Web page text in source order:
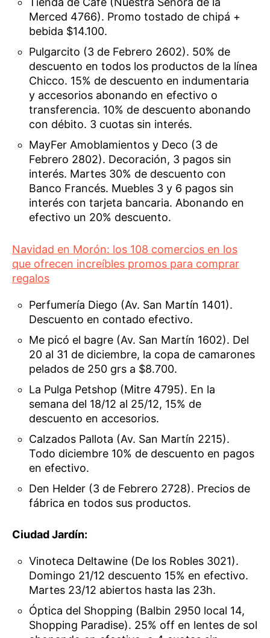
Merced 4766). Promo tostado de chipá +
bebida $14.100.
Pulgarcito (3 de Febrero 2602). 50% de
descuento en todos los productos de la línea
Chicco. 15% de descuento en indumentaria
y accesorios abonando en efectivo o
transferencia. 10% de descuento abonando
con débito. 3 cuotas sin interés.
MayFer Amoblamientos y Deco (3 de
Febrero 2802). Decoración, 3 pagos sin
interés. Martes 30% de descuento con
Banco Francés. Muebles 3 y 6 pagos sin
interés con tarjeta bancaria. Abonando en
efectivo un 20% descuento.
Navidad en Morón: los 108 comercios en los
que ofrecen increíbles promos para comprar
regalos
Perfumería Diego (Av. San Martín 1401).
Descuento en contado efectivo.
Me picó el bagre (Av. San Martín 1602). Del
20 al 31 de diciembre, la copa de camarones
pelados de 250 grs a $8.700.
La Pulga Petshop (Mitre 4795). En la
semana del 18/12 al 25/12, 15% de
descuento en accesorios.
Calzados Pallota (Av. San Martín 2215).
Todo diciembre 10% de descuento en pagos
en efectivo.
Den Helder (3 de Febrero 2728). Precios de
fábrica en todos sus productos.
Ciudad Jardín:
Vinoteca Deltawine (De los Robles 3021).
Domingo 21/12 descuento 15% en efectivo.
Martes 23/12 abiertos hasta las 23h.
Óptica del Shopping (Balbin 2950 local 14,
Shopping Paradise). 25% off en lentes de sol